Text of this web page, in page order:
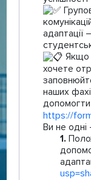
адаптації
Якщо
хочете
наших
https://
Ви не одні